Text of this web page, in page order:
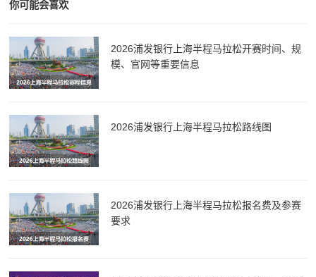
你可能会喜欢
2026浦发银行上海半程马拉松开赛时间、规
模、官网等重要信息
2026浦发银行上海半程马拉松路线图
2026浦发银行上海半程马拉松报名费及参赛
要求